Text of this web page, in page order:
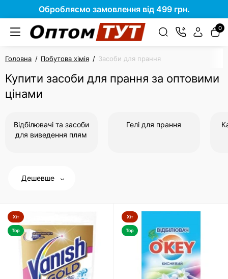
Обробляємо замовлення від 499 грн.
0
Головна Побутова хімія Засоби для прання
Купити засоби для прання за оптовими
цінами
Відбілювачі та засоби
для виведення плям
Гелі для прання
Дешевше
Хіт
Top
Хіт
Top